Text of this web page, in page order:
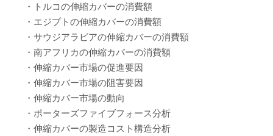
・トルコの伸縮カバーの消費額
・エジプトの伸縮カバーの消費額
・サウジアラビアの伸縮カバーの消費額
・南アフリカの伸縮カバーの消費額
・伸縮カバー市場の促進要因
・伸縮カバー市場の阻害要因
・伸縮カバー市場の動向
・ポーターズファイブフォース分析
・伸縮カバーの製造コスト構造分析